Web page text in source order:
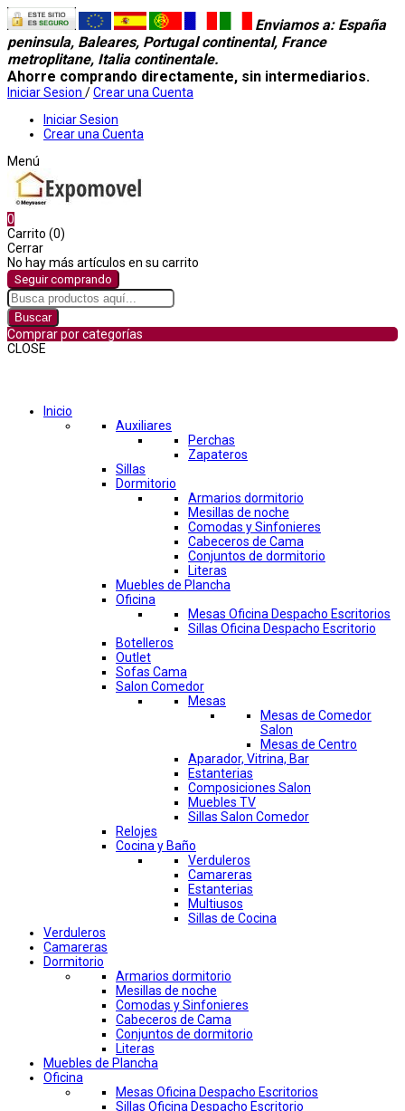
Enviamos a: España
peninsula, Baleares, Portugal continental, France
metroplitane, Italia continentale.
Ahorre comprando directamente, sin intermediarios.
Iniciar Sesion /Crear una Cuenta
Iniciar Sesion
Crear una Cuenta
Menú
0
Carrito (0)
Cerrar
No hay más artículos en su carrito
Seguir comprando
Buscar
Comprar por categorías
CLOSE
Inicio
Auxiliares
Perchas
Zapateros
Sillas
Dormitorio
Armarios dormitorio
Mesillas de noche
Comodas y Sinfonieres
Cabeceros de Cama
Conjuntos de dormitorio
Literas
Muebles de Plancha
Oficina
Mesas Oficina Despacho Escritorios
Sillas Oficina Despacho Escritorio
Botelleros
Outlet
Sofas Cama
Salon Comedor
Mesas
Mesas de Comedor
Salon
Mesas de Centro
Aparador, Vitrina, Bar
Estanterias
Composiciones Salon
Muebles TV
Sillas Salon Comedor
Relojes
Cocina y Baño
Verduleros
Camareras
Estanterias
Multiusos
Sillas de Cocina
Verduleros
Camareras
Dormitorio
Armarios dormitorio
Mesillas de noche
Comodas y Sinfonieres
Cabeceros de Cama
Conjuntos de dormitorio
Literas
Muebles de Plancha
Oficina
Mesas Oficina Despacho Escritorios
Sillas Oficina Despacho Escritorio